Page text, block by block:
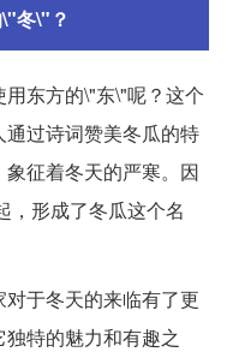
冬\"？
东方的\"东\"呢？这个
过诗词赞美冬瓜的特
征着冬天的严寒。因
，形成了冬瓜这个名
于冬天的来临有了更
特的魅力和有趣之